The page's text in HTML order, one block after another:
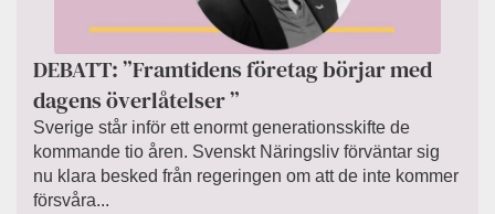
DEBATT: ”Framtidens företag börjar med
dagens överlåtelser ”
Sverige står inför ett enormt generationsskifte de
kommande tio åren. Svenskt Näringsliv förväntar sig
nu klara besked från regeringen om att de inte kommer
försvåra...